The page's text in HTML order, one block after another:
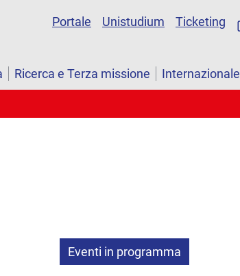
Portale Unistudium Ticketing
Ricerca e Terza missione Internazionale
Eventi in programma